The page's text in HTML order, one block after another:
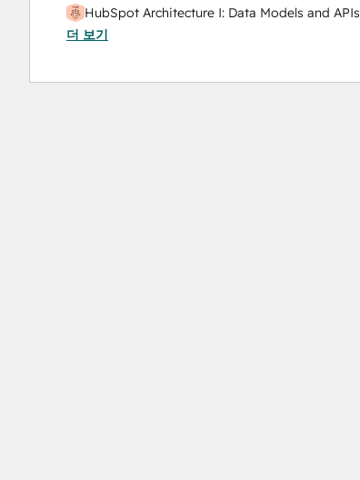
HubSpot Architecture I: Data Models and APIs
HubSpot Implementation for Partners
HubSpot Solutions Partner
더 보기